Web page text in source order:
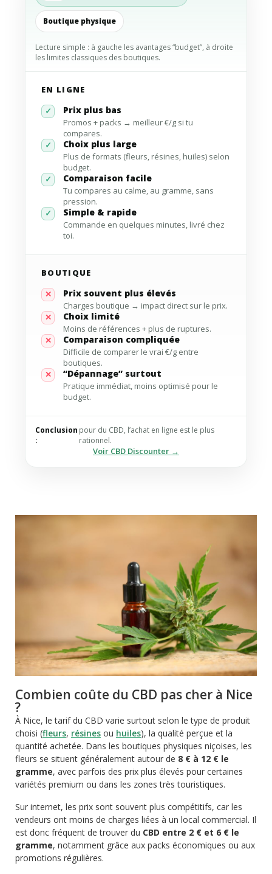
Boutique physique
Lecture simple : à gauche les avantages “budget”, à droite
les limites classiques des boutiques.
EN LIGNE
✓
Prix plus bas
Promos + packs → meilleur €/g si tu
compares.
✓
Choix plus large
Plus de formats (fleurs, résines, huiles) selon
budget.
✓
Comparaison facile
Tu compares au calme, au gramme, sans
pression.
✓
Simple & rapide
Commande en quelques minutes, livré chez
toi.
BOUTIQUE
✕
Prix souvent plus élevés
Charges boutique → impact direct sur le prix.
✕
Choix limité
Moins de références + plus de ruptures.
✕
Comparaison compliquée
Difficile de comparer le vrai €/g entre
boutiques.
✕
“Dépannage” surtout
Pratique immédiat, moins optimisé pour le
budget.
Conclusion
:
pour du CBD, l’achat en ligne est le plus
rationnel.
Voir CBD Discounter →
Combien coûte du CBD pas cher à Nice
?
À Nice, le tarif du CBD varie surtout selon le type de produit
choisi (fleurs, résines ou huiles), la qualité perçue et la
quantité achetée. Dans les boutiques physiques niçoises, les
fleurs se situent généralement autour de 8 € à 12 € le
gramme, avec parfois des prix plus élevés pour certaines
variétés premium ou dans les zones très touristiques.
Sur internet, les prix sont souvent plus compétitifs, car les
vendeurs ont moins de charges liées à un local commercial. Il
est donc fréquent de trouver du CBD entre 2 € et 6 € le
gramme, notamment grâce aux packs économiques ou aux
promotions régulières.